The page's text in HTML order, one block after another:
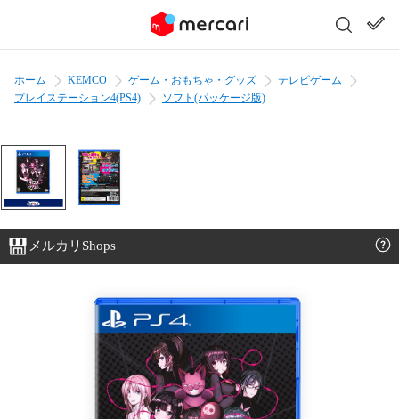
ホーム KEMCO ゲーム・おもちゃ・グッズ
テレビゲーム
プレイステーション4(PS4)
ソフト(パッケージ版)
メルカリShops